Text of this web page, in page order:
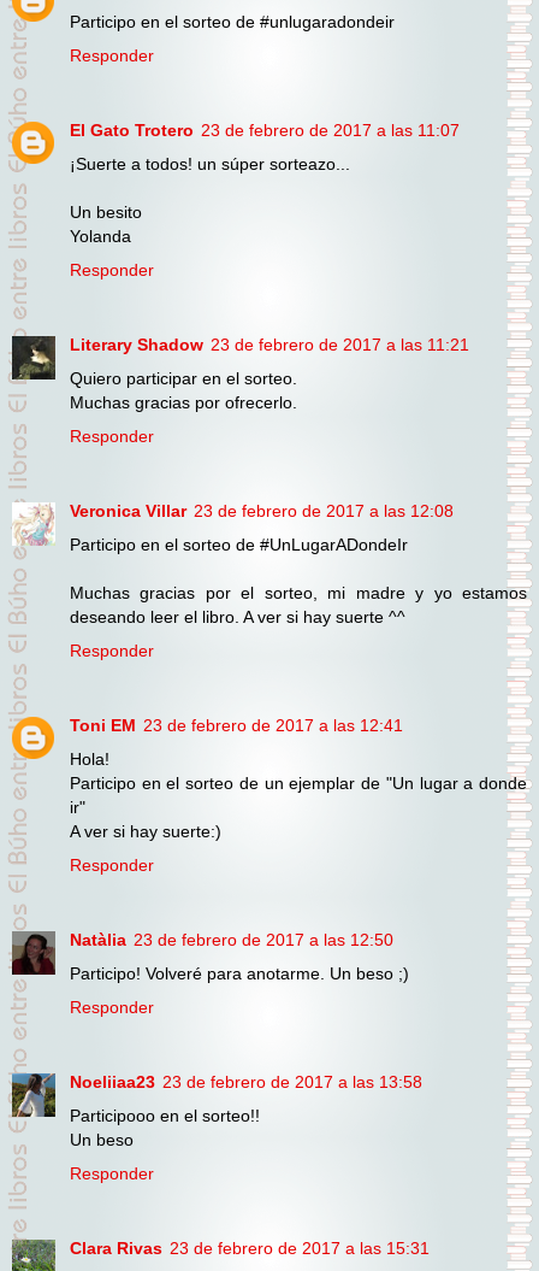
Participo en el sorteo de #unlugaradondeir
Responder
El Gato Trotero 23 de febrero de 2017 a las 11:07
¡Suerte a todos! un súper sorteazo...
Un besito
Yolanda
Responder
Literary Shadow 23 de febrero de 2017 a las 11:21
Quiero participar en el sorteo.
Muchas gracias por ofrecerlo.
Responder
Veronica Villar 23 de febrero de 2017 a las 12:08
Participo en el sorteo de #UnLugarADondeIr
Muchas gracias por el sorteo, mi madre y yo estamos
deseando leer el libro. A ver si hay suerte ^^
Responder
Toni EM 23 de febrero de 2017 a las 12:41
Hola!
Participo en el sorteo de un ejemplar de "Un lugar a donde
ir"
A ver si hay suerte:)
Responder
Natàlia 23 de febrero de 2017 a las 12:50
Participo! Volveré para anotarme. Un beso ;)
Responder
Noeliiaa23 23 de febrero de 2017 a las 13:58
Participooo en el sorteo!!
Un beso
Responder
Clara Rivas 23 de febrero de 2017 a las 15:31